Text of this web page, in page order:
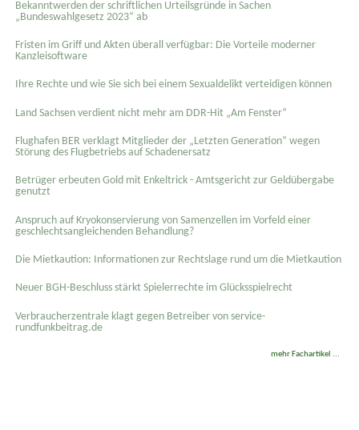
Bekanntwerden der schriftlichen Urteilsgründe in Sachen
„Bundeswahlgesetz 2023“ ab
Fristen im Griff und Akten überall verfügbar: Die Vorteile moderner
Kanzleisoftware
Ihre Rechte und wie Sie sich bei einem Sexual­delikt verteidigen können
Land Sachsen verdient nicht mehr am DDR-Hit „Am Fenster“
Flughafen BER verklagt Mitglieder der „Letzten Generation“ wegen
Störung des Flugbetriebs auf Schadenersatz
Betrüger erbeuten Gold mit Enkeltrick - Amtsgericht zur Geldübergabe
genutzt
Anspruch auf Kryokonservierung von Samenzellen im Vorfeld einer
geschlechtsangleichenden Behandlung?
Die Mietkaution: Informationen zur Rechtslage rund um die Mietkaution
Neuer BGH-Beschluss stärkt Spielerrechte im Glücksspielrecht
Verbraucherzentrale klagt gegen Betreiber von service-
rundfunkbeitrag.de
mehr Fachartikel ...